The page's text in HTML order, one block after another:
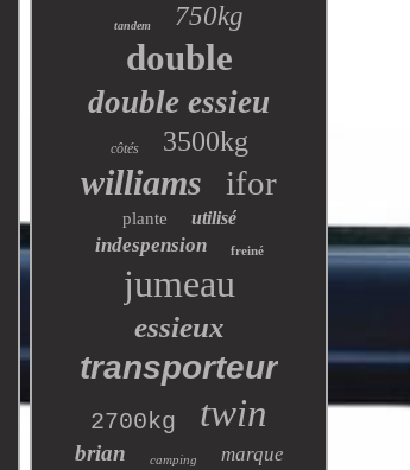
tandem 750kg
double
double essieu
côtés 3500kg
williams ifor
plante utilisé
indespension freiné
jumeau
essieux
transporteur
2700kg twin
brian camping marque